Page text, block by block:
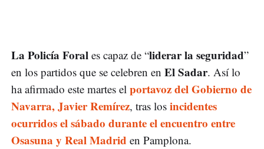
La Policía Foral es capaz de “liderar la seguridad”
en los partidos que se celebren en El Sadar. Así lo
ha afirmado este martes el portavoz del Gobierno de
Navarra, Javier Remírez, tras los incidentes
ocurridos el sábado durante el encuentro entre
Osasuna y Real Madrid en Pamplona.